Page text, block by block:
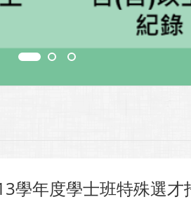
學年度學士班特殊選才